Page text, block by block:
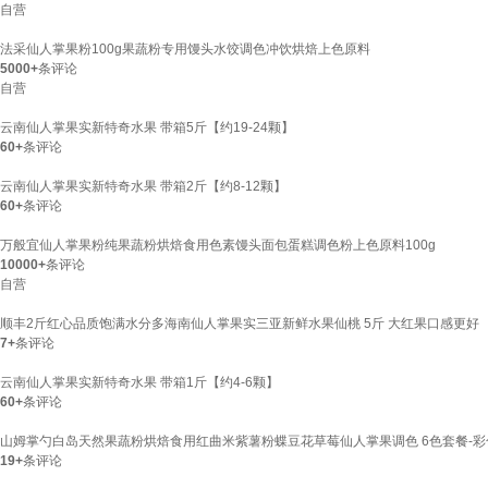
自营
法采仙人掌果粉100g果蔬粉专用馒头水饺调色冲饮烘焙上色原料
5000+条评论
自营
云南仙人掌果实新特奇水果 带箱5斤【约19-24颗】
60+条评论
云南仙人掌果实新特奇水果 带箱2斤【约8-12颗】
60+条评论
万般宜仙人掌果粉纯果蔬粉烘焙食用色素馒头面包蛋糕调色粉上色原料100g
10000+条评论
自营
顺丰2斤红心品质饱满水分多海南仙人掌果实三亚新鲜水果仙桃 5斤 大红果口感更好
7+条评论
云南仙人掌果实新特奇水果 带箱1斤【约4-6颗】
60+条评论
山姆掌勺白岛天然果蔬粉烘焙食用红曲米紫薯粉蝶豆花草莓仙人掌果调色 6色套餐-彩
19+条评论